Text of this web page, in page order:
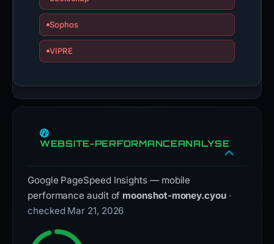
Sophos
VIPRE
WEBSITE-PERFORMANCEANALYSE
Google PageSpeed Insights — mobile
performance audit of moonshot-money.cyou ·
checked Mar 21, 2026